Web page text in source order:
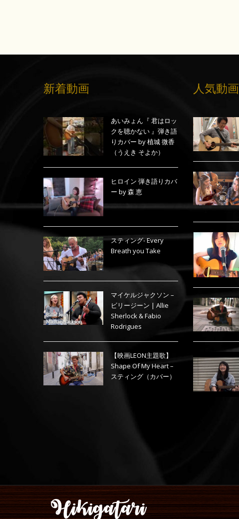
新着動画
あいみょん『 君はロッ
クを聴かない 』弾き語
りカバー by 植城 微香
（うえき そよか）
ヒロイン 弾き語りカバ
ー by 森 恵
スティング- Every
Breath you Take
マイケルジャクソン –
ビリージーン | Allie
Sherlock & Fabio
Rodrigues
【映画LEON主題歌】
Shape Of My Heart –
スティング（カバー）
人気動画